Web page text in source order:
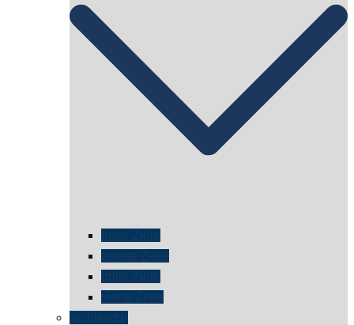
erste Zelle
zweite Zelle
dritte Zelle
vierte Zelle
architektur